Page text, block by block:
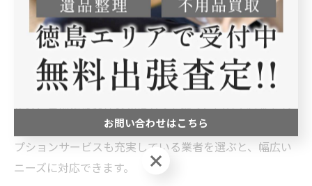
仏事、伝統的な品々への対応が重要です。特に、仏具や
神棚、工芸品などは専門知識が必要となるため、経験豊
富な業者を選ぶことが大切です。
また、遺品整理の費用や作業内容は業者によって異なる
ため、事前に複数社の見積もりを取り、内容や料金をし
っかり比較しましょう。供養や買取、特殊清掃などのオ
プションサービスも充実している業者を選ぶと、幅広い
ニーズに対応できます。
お問い合わせはこちら
お問い合わせはこちら